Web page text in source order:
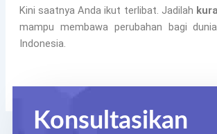
Kini saatnya Anda ikut terlibat. Jadilah
mampu membawa perubahan bagi
Indonesia.
Konsultasikan